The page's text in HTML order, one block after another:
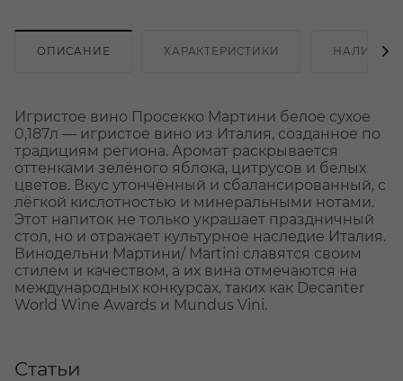
ОПИСАНИЕ ХАРАКТЕРИСТИКИ НАЛИЧИЕ
Игристое вино Просекко Мартини белое сухое
0,187л — игристое вино из Италия, созданное по
традициям региона. Аромат раскрывается
оттенками зелёного яблока, цитрусов и белых
цветов. Вкус утончённый и сбалансированный, с
лёгкой кислотностью и минеральными нотами.
Этот напиток не только украшает праздничный
стол, но и отражает культурное наследие Италия.
Винодельни Мартини/ Martini славятся своим
стилем и качеством, а их вина отмечаются на
международных конкурсах, таких как Decanter
World Wine Awards и Mundus Vini.
Статьи